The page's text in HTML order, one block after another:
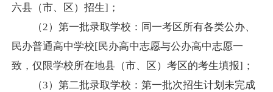
六县（市、区）招生]；
（2）第一批录取学校：同一考区所有各类公办、
民办普通高中学校[民办高中志愿与公办高中志愿一
致，仅限学校所在地县（市、区） 考区的考生填报]；
（3）第二批录取学校：第一批次招生计划未完成